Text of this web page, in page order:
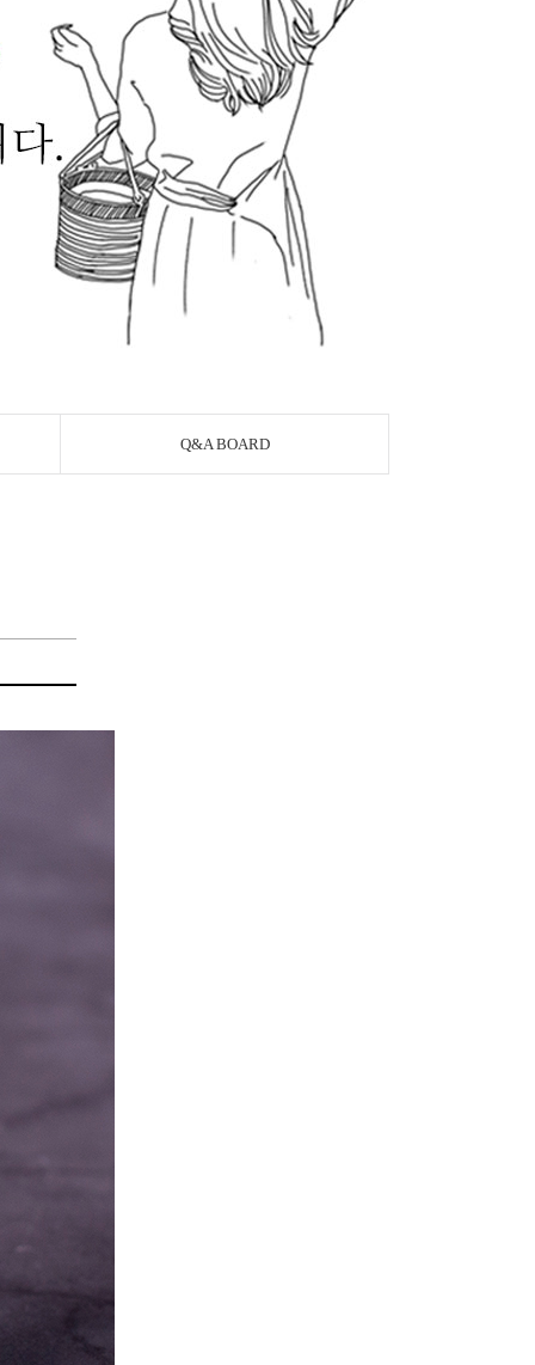
Q&A BOARD